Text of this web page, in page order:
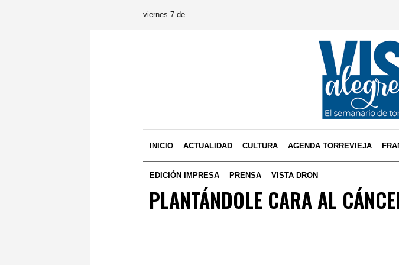
viernes 7 de
INICIO ACTUALIDAD CULTURA AGENDA TORREVIEJA
EDICIÓN IMPRESA PRENSA VISTA DRON
PLANTÁNDOLE CARA AL